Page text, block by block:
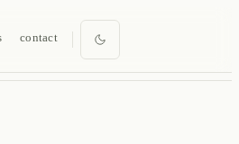
contact